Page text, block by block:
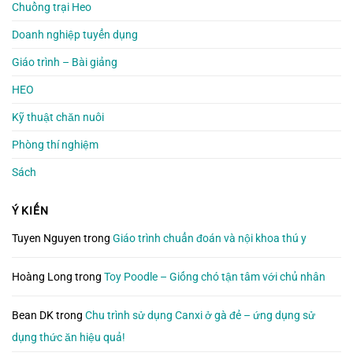
Chuồng trại Heo
Doanh nghiệp tuyển dụng
Giáo trình – Bài giảng
HEO
Kỹ thuật chăn nuôi
Phòng thí nghiệm
Sách
Ý KIẾN
Tuyen Nguyen trong Giáo trình chuẩn đoán và nội khoa thú y
Hoàng Long trong Toy Poodle – Giống chó tận tâm với chủ nhân
Bean DKtrong Chu trình sử dụng Canxi ở gà đẻ – ứng dụng sử
dụng thức ăn hiệu quả!